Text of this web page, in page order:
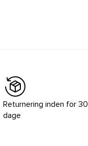
Returnering inden for 30
dage